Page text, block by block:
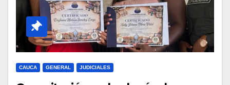
CAUCA GENERAL JUDICIALES